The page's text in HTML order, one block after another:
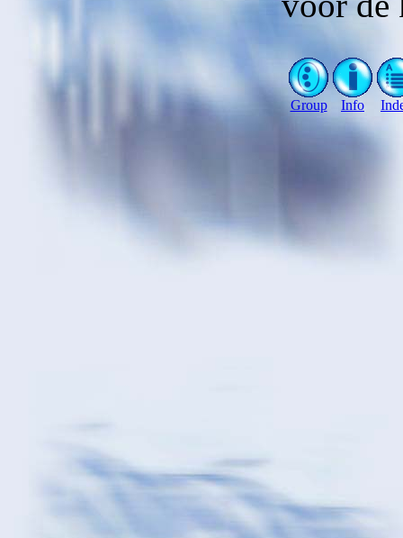
Group Info